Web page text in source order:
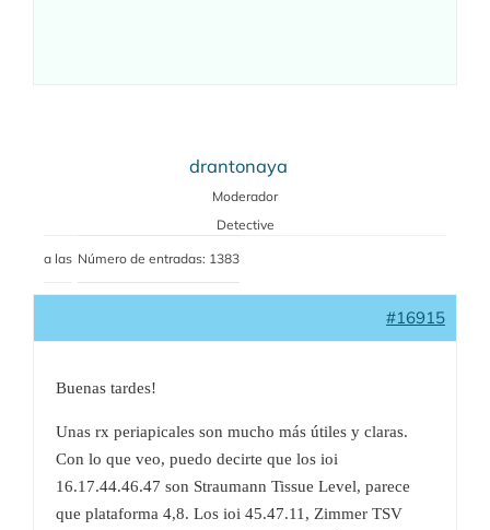
drantonaya
Moderador
Detective
a las Número de entradas: 1383
#16915
Buenas tardes!
Unas rx periapicales son mucho más útiles y claras.
Con lo que veo, puedo decirte que los ioi
16.17.44.46.47 son Straumann Tissue Level, parece
que plataforma 4,8. Los ioi 45.47.11, Zimmer TSV